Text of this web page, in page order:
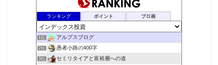
ランキング ポイント ブロ画
1位 アルプスブログ
2位 愚者小路の400字
3位 セミリタイアと富裕層への道